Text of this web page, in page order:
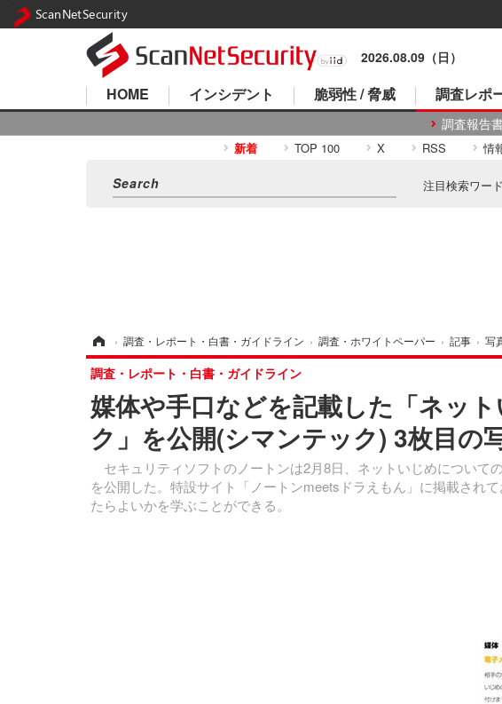
2026.08.09（日）
HOME インシデント 脆弱性 / 脅威 調査レポ
調査報告
新着 TOP 100 X RSS 情
注目検索ワード
› 調査・レポート・白書・ガイドライン › 調査・ホワイトペーパー › 記事 › 写
媒体や手口などを記載した「ネッ
ク」を公開(シマンテック) 3枚目の
セキュリティソフトのノートンは2月8日、ネットいじめについて
を公開した。特設サイト「ノートンmeetsドラえもん」に掲載され
たらよいかを学ぶことができる。
調査・レポート・白書・ガイドライン
ScanNetSecurity